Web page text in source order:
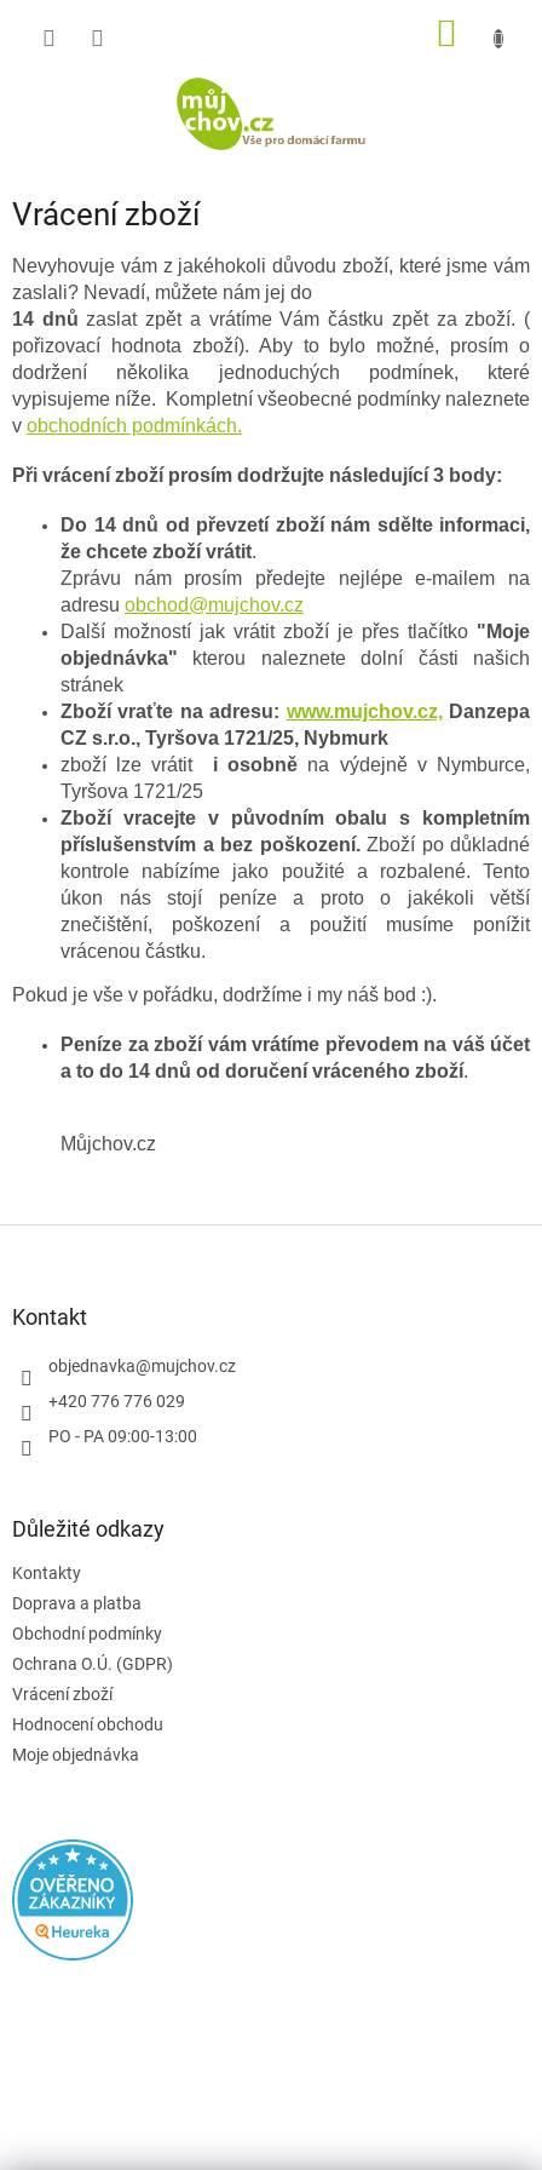
Vrácení zboží
Nevyhovuje vám z jakéhokoli důvodu zboží, které jsme vám
zaslali? Nevadí, můžete nám jej do
14 dnů zaslat zpět a vrátíme Vám částku zpět za zboží. (
pořizovací hodnota zboží). Aby to bylo možné, prosím o
dodržení několika jednoduchých podmínek, které
vypisujeme níže. Kompletní všeobecné podmínky naleznete
v obchodních podmínkách.
Při vrácení zboží prosím dodržujte následující 3 body:
Do 14 dnů od převzetí zboží nám sdělte informaci,
že chcete zboží vrátit.
Zprávu nám prosím předejte nejlépe e-mailem na
adresu obchod@mujchov.cz
Další možností jak vrátit zboží je přes tlačítko "Moje
objednávka" kterou naleznete dolní části našich
stránek
Zboží vraťte na adresu: www.mujchov.cz,Danzepa
CZ s.r.o., Tyršova 1721/25, Nybmurk
zboží lze vrátiti osobně na výdejně v Nymburce,
Tyršova 1721/25
Zboží vracejte v původním obalu s kompletním
příslušenstvím a bez poškození. Zboží po důkladné
kontrole nabízíme jako použité a rozbalené. Tento
úkon nás stojí peníze a proto o jakékoli větší
znečištění, poškození a použití musíme ponížit
vrácenou částku.
Pokud je vše v pořádku, dodržíme i my náš bod :).
Peníze za zboží vám vrátíme převodem na váš účet
a to do 14 dnů od doručení vráceného zboží.
Můjchov.cz
Kontakt
objednavka@mujchov.cz
+420 776 776 029
PO - PA 09:00-13:00
Důležité odkazy
Kontakty
Doprava a platba
Obchodní podmínky
Ochrana O.Ú. (GDPR)
Vrácení zboží
Hodnocení obchodu
Moje objednávka